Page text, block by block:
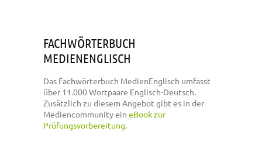
FACHWÖRTERBUCH
MEDIENENGLISCH
Das Fachwörterbuch MedienEnglisch umfasst
über 11.000 Wortpaare Englisch-Deutsch.
Zusätzlich zu diesem Angebot gibt es in der
Mediencommunity ein eBook zur
Prüfungsvorbereitung.